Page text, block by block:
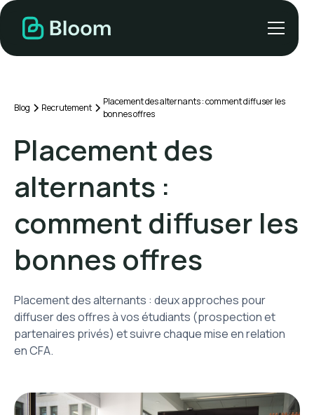
Blog Recrutement
Placement des alternants : comment diffuser les
bonnes offres
Placement des
alternants :
comment diffuser les
bonnes offres
Placement des alternants : deux approches pour
diffuser des offres à vos étudiants (prospection et
partenaires privés) et suivre chaque mise en relation
en CFA.